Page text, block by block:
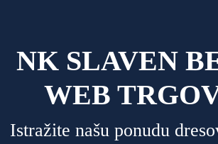
NK SLAVEN
WEB
Istražite našu ponudu